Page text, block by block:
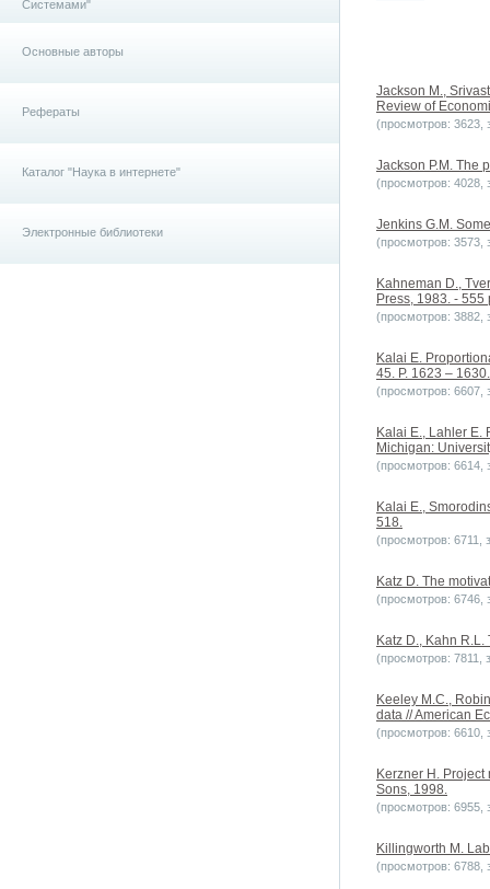
Системами"
Основные авторы
Рефераты
Каталог "Наука в интернете"
Электронные библиотеки
Jackson M.,
Review of
(просмотров: 3623,
Jackson P.M. The
(просмотров: 4028,
Jenkins G.M.
(просмотров: 3573,
Kahneman D.,
Press, 1983. - 555
(просмотров: 3882,
Kalai E.
45. P. 1623 – 1630.
(просмотров: 6607,
Kalai E., Lahler E.
Michigan:
(просмотров: 6614,
Kalai E.,
518.
(просмотров: 6711,
Katz D. The
(просмотров: 6746,
Katz D., Kahn
(просмотров: 7811,
Keeley M.C.,
data // American
(просмотров: 6610,
Kerzner H.
Sons, 1998.
(просмотров: 6955,
Killingworth M.
(просмотров: 6788,